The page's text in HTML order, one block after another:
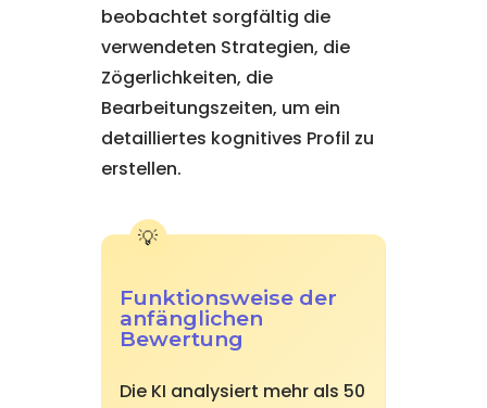
beobachtet sorgfältig die
verwendeten Strategien, die
Zögerlichkeiten, die
Bearbeitungszeiten, um ein
detailliertes kognitives Profil zu
erstellen.
Funktionsweise der
anfänglichen
Bewertung
Die KI analysiert mehr als 50